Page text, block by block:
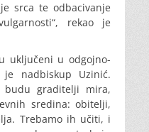
srca te odbacivanje
rekao je
uključeni u odgojno-
je nadbiskup Uzinić.
budu graditelji mira,
sredina: obitelji,
Trebamo ih učiti, i